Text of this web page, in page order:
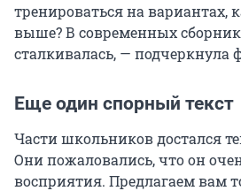
тренироваться на вариантах,
выше? В современных
сталкивалась, — подчеркнула
Еще один спорный текст
Части школьников достался
Они пожаловались, что он
восприятия. Предлагаем вам